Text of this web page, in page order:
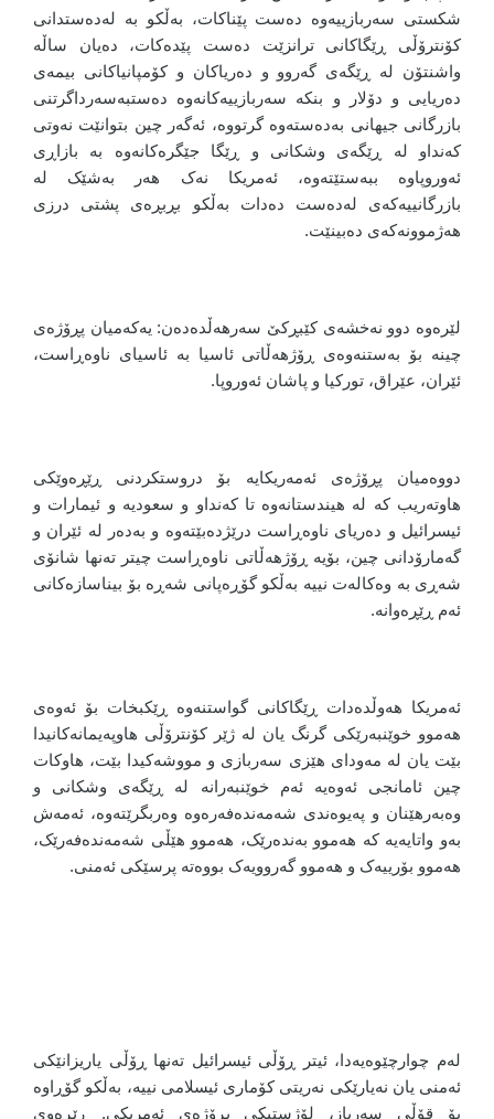
شکستی سەربازییەوە دەست پێناکات، بەڵکو بە لەدەستدانی
کۆنترۆڵی ڕێگاکانی ترانزێت دەست پێدەکات، دەیان ساڵە
واشنتۆن لە ڕێگەی گەروو و دەریاکان و کۆمپانیاکانی بیمەی
دەریایی و دۆلار و بنکە سەربازییەکانەوە دەستبەسەرداگرتنی
بازرگانی جیهانی بەدەستەوە گرتووە، ئەگەر چین بتوانێت نەوتی
کەنداو لە ڕێگەی وشکانی و ڕێگا جێگرەکانەوە بە بازاڕی
ئەوروپاوە ببەستێتەوە، ئەمریکا نەک هەر بەشێک لە
بازرگانییەکەی لەدەست دەدات بەڵکو بڕبڕەی پشتی درزی
هەژموونەکەی دەبینێت.
لێرەوە دوو نەخشەی کێبڕکێ سەرهەڵدەدەن: یەکەمیان پڕۆژەی
چینە بۆ بەستنەوەی ڕۆژهەڵاتی ئاسیا بە ئاسیای ناوەڕاست،
ئێران، عێراق، تورکیا و پاشان ئەوروپا.
دووەمیان پڕۆژەی ئەمەریکایە بۆ دروستکردنی ڕێڕەوێکی
هاوتەریب کە لە هیندستانەوە تا کەنداو و سعودیە و ئیمارات و
ئیسرائیل و دەریای ناوەڕاست درێژدەبێتەوە و بەدەر لە ئێران و
گەمارۆدانی چین، بۆیە ڕۆژهەڵاتی ناوەڕاست چیتر تەنها شانۆی
شەڕی بە وەکالەت نییە بەڵکو گۆڕەپانی شەڕە بۆ بیناسازەکانی
ئەم ڕێڕەوانە.
ئەمریکا هەوڵدەدات ڕێگاکانی گواستنەوە ڕێکبخات بۆ ئەوەی
هەموو خوێنبەرێکی گرنگ یان لە ژێر کۆنترۆڵی هاوپەیمانەکانیدا
بێت یان لە مەودای هێزی سەربازی و مووشەکیدا بێت، هاوکات
چین ئامانجی ئەوەیە ئەم خوێنبەرانە لە ڕێگەی وشکانی و
وەبەرهێنان و پەیوەندی شەمەندەفەرەوە وەربگرێتەوە، ئەمەش
بەو واتایەیە کە هەموو بەندەرێک، هەموو هێڵی شەمەندەفەرێک،
هەموو بۆرییەک و هەموو گەروویەک بووەتە پرسێکی ئەمنی.
لەم چوارچێوەیەدا، ئیتر ڕۆڵی ئیسرائیل تەنها ڕۆڵی یاریزانێکی
ئەمنی یان نەیارێکی نەریتی کۆماری ئیسلامی نییە، بەڵکو گۆڕاوە
بۆ قۆڵی سەرباز، لۆژستیکی پڕۆژەی ئەمریکی. ڕێڕەوی